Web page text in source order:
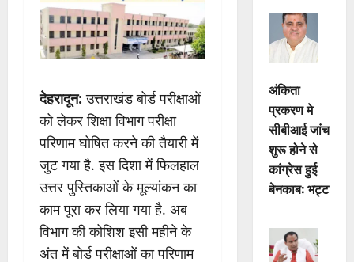
देहरादून: उत्तराखंड बोर्ड परीक्षाओं
को लेकर शिक्षा विभाग परीक्षा
परिणाम घोषित करने की तैयारी में
जुट गया है. इस दिशा में फिलहाल
उत्तर पुस्तिकाओं के मूल्यांकन का
काम पूरा कर लिया गया है. अब
विभाग की कोशिश इसी महीने के
अंत में बोर्ड परीक्षाओं का परिणाम
अंकिता
प्रकरण मे
सीबीआई जांच
शुरू होने से
कांग्रेस हुई
बेनकाब: भट्ट